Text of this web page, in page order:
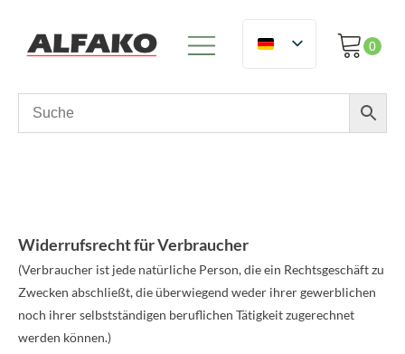
Widerrufsrecht für Verbraucher
(Verbraucher ist jede natürliche Person, die ein Rechtsgeschäft zu
Zwecken abschließt, die überwiegend weder ihrer gewerblichen
noch ihrer selbstständigen beruflichen Tätigkeit zugerechnet
werden können.)